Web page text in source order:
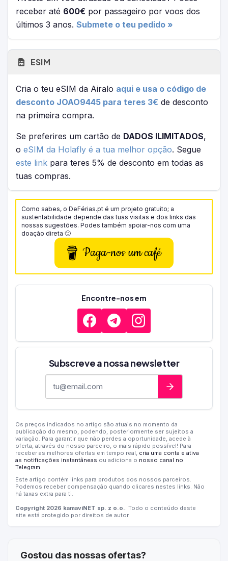
receber até 600€ por passageiro por voos dos
últimos 3 anos. Submete o teu pedido »
ESIM
Cria o teu eSIM da Airalo aqui e usa o código de
desconto JOAO9445 para teres 3€ de desconto
na primeira compra.
Se preferires um cartão de DADOS ILIMITADOS,
o eSIM da Holafly é a tua melhor opção. Segue
este link para teres 5% de desconto em todas as
tuas compras.
Como sabes, o DeFérias.pt é um projeto gratuito; a
sustentabilidade depende das tuas visitas e dos links das
nossas sugestões. Podes também apoiar-nos com uma
doação direta 🙂
Paga-nos um café
Encontre-nos em
Subscreve a nossa newsletter
Os preços indicados no artigo são atuais no momento da
publicação do mesmo, podendo, posteriormente ser sujeitos a
variação. Para garantir que não perdes a oportunidade, acede à
oferta, através do nosso parceiro, o mais rápido possível! Para
receber as melhores ofertas em tempo real, cria uma conta e ativa
as notificações instantâneas ou adiciona o nosso canal no
Telegram
Este artigo contém links para produtos dos nossos parceiros.
Podemos receber compensação quando clicares nestes links. Não
há taxas extra para ti.
Copyright 2026 kamaviNET sp. z o.o.
. Todo o conteúdo deste
site está protegido por direitos de autor.
Gostou das nossas ofertas?